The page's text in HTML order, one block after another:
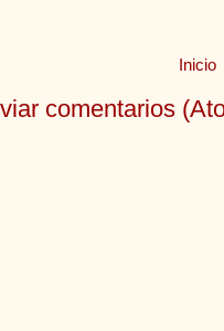
Inicio
comentarios